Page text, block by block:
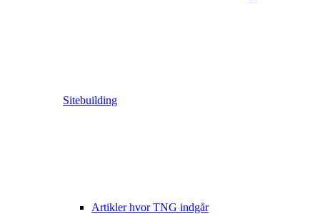
Sitebuilding
Artikler hvor TNG indgår